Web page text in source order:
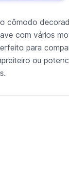
cômodo
com vários
para
ou